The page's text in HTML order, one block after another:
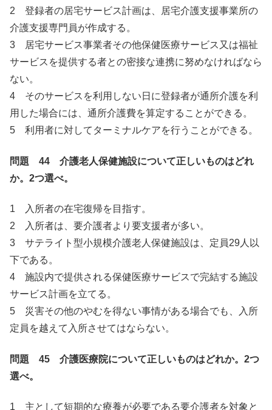
2 登録者の居宅サービス計画は、居宅介護支援事業所の
介護支援専門員が作成する。
3 居宅サービス事業者その他保健医療サービス又は福祉
サービスを提供する者との密接な連携に努めなければなら
ない。
4 そのサービスを利用しない日に登録者が通所介護を利
用した場合には、通所介護費を算定することができる。
5 利用者に対してターミナルケアを行うことができる。
問題 44 介護老人保健施設について正しいものはどれ
か。2つ選べ。
1 入所者の在宅復帰を目指す。
2 入所者は、要介護者より要支援者が多い。
3 サテライト型小規模介護老人保健施設は、定員29人以
下である。
4 施設内で提供される保健医療サービスで完結する施設
サービス計画を立てる。
5 災害その他のやむを得ない事情がある場合でも、入所
定員を越えて入所させてはならない。
問題 45 介護医療院について正しいものはどれか。2つ
選べ。
1 主として短期的な療養が必要である要介護者を対象と